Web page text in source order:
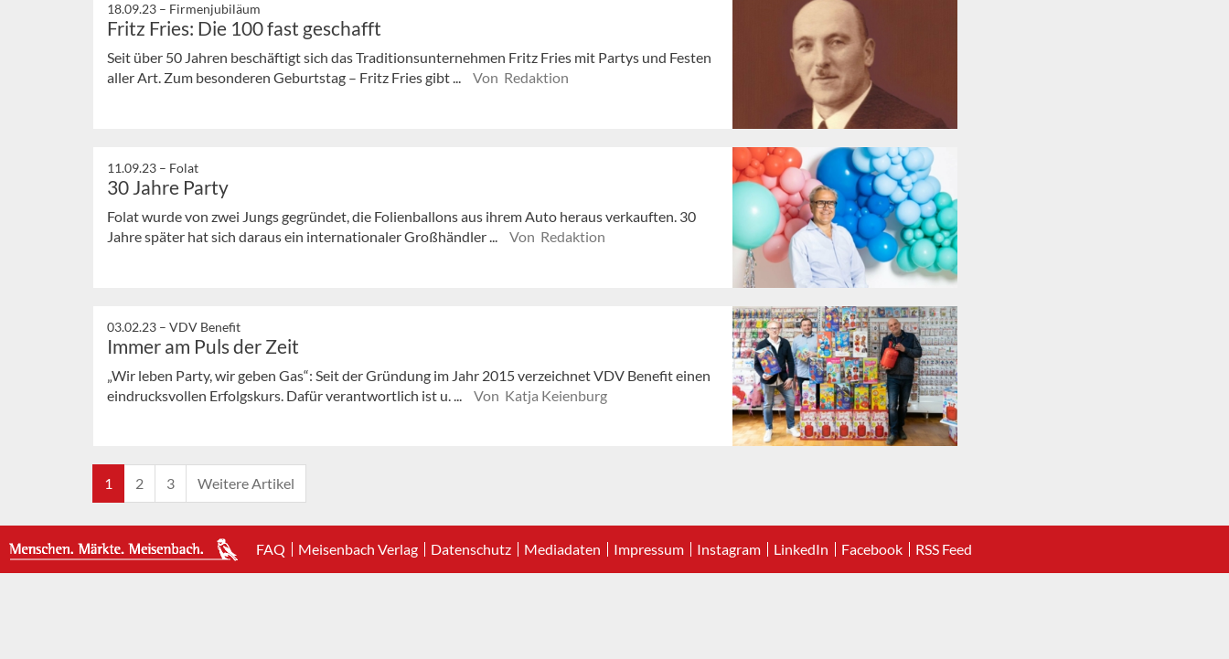
18.09.23 – Firmenjubiläum
Fritz Fries: Die 100 fast geschafft
Seit über 50 Jahren beschäftigt sich das Traditionsunternehmen Fritz Fries mit Partys und Festen
aller Art. Zum besonderen Geburtstag – Fritz Fries gibt ...
Von Redaktion
11.09.23 – Folat
30 Jahre Party
Folat wurde von zwei Jungs gegründet, die Folienballons aus ihrem Auto heraus verkauften. 30
Jahre später hat sich daraus ein internationaler Großhändler ...
Von Redaktion
03.02.23 – VDV Benefit
Immer am Puls der Zeit
„Wir leben Party, wir geben Gas“: Seit der Gründung im Jahr 2015 verzeichnet VDV Benefit einen
eindrucksvollen Erfolgskurs. Dafür verantwortlich ist u. ...
Von Katja Keienburg
1 2 3 Weitere Artikel
FAQ Meisenbach Verlag Datenschutz Mediadaten Impressum Instagram LinkedIn Facebook RSS Feed